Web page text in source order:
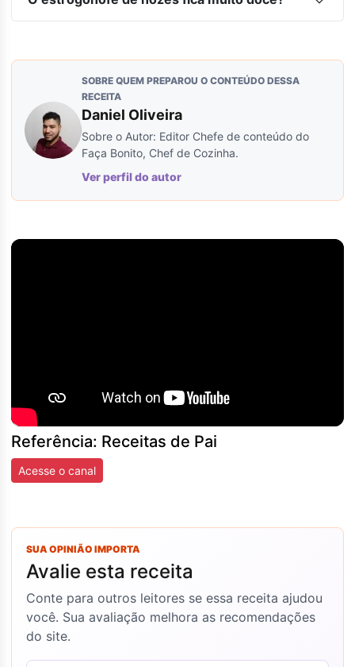
SOBRE QUEM PREPAROU O CONTEÚDO DESSA
RECEITA
Daniel Oliveira
Sobre o Autor: Editor Chefe de conteúdo do
Faça Bonito, Chef de Cozinha.
Ver perfil do autor
Referência: Receitas de Pai
Acesse o canal
SUA OPINIÃO IMPORTA
Avalie esta receita
Conte para outros leitores se essa receita ajudou
você. Sua avaliação melhora as recomendações
do site.